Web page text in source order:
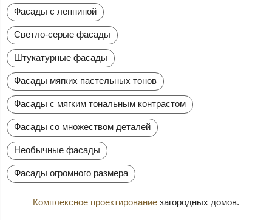
Фасады с лепниной
Светло-серые фасады
Штукатурные фасады
Фасады мягких пастельных тонов
Фасады с мягким тональным контрастом
Фасады со множеством деталей
Необычные фасады
Фасады огромного размера
Комплексное проектирование загородных домов.